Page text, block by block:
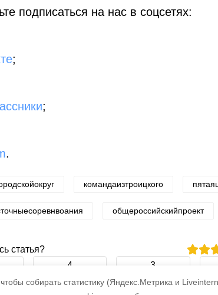
собирать статистику (Яндекс.Метрика и
подписаться на нас в соцсетях:
;
;
.
командаизтроицкого
общероссийскийпроект
статья?
4 3